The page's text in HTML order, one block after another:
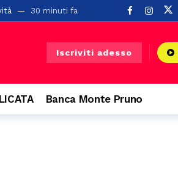
30 minuti fa
Diano
Iscriviti adesso
Banca Monte Pruno